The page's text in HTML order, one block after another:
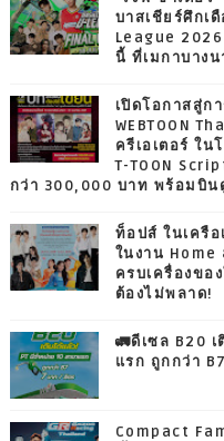
บาสเชียร์ศึกเ
League
นี้ ที่เมกาบางน
เปิดโอกาสสู่ก
WEBTOON
ครีเอเตอร์ ใน
T-TOON
กว่า 300,000 บาท พร้อมบิน
ท็อปส์ ในเครื
ในงาน
ครบเครื่องขอ
ต้องไม่พลาด!
🚛ดีเซล B20
แรก ถูกกว่า
Compact